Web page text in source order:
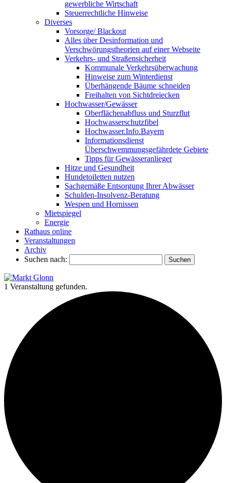
gewerbliche Wirtschaft
Steuerrechtliche Hinweise
Diverses
Vorsorge/ Blackout
Alles über Desinformation und
Verschwörungstheorien auf einer Webseite
Verkehrs- und Straßensicherheit
Kommunale Verkehrsüberwachung
Hinweise zum Winterdienst
Überhängende Bäume schneiden
Freihalten von Sichtdreiecken
Hochwasser/Gewässer
Oberflächenabfluss und Sturzflut
Hochwasserschutzfibel
Hochwasser.Info.Bayern
Informationsdienst
Überschwemmungsgefährdete Gebiete
Tipps für Gewässeranlieger
Hitze und Gesundheit
Hundetoiletten nutzen
Sachgemäße Entsorgung Ihrer Abwässer
Schulden-Insolvenz-Beratung
Wespen und Hornissen
Mietspiegel
Energie
Rathaus online
Veranstaltungen
Archiv
Suchen nach:
1 Veranstaltung gefunden.